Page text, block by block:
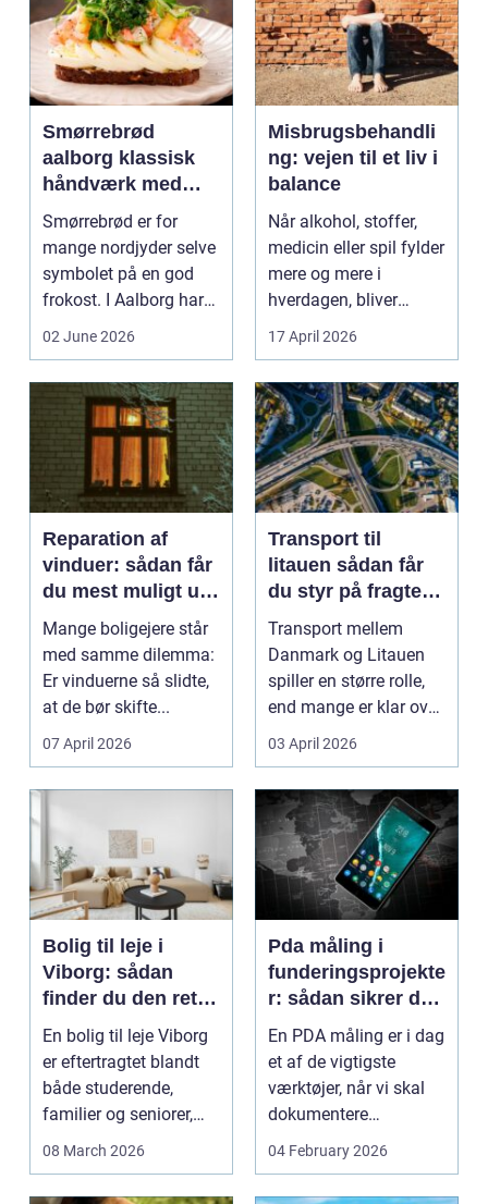
Smørrebrød
aalborg klassisk
håndværk med
moderne twist
Smørrebrød er for
mange nordjyder selve
symbolet på en god
frokost. I Aalborg har
den klassiske spis...
02 June 2026
Misbrugsbehandli
ng: vejen til et liv i
balance
Når alkohol, stoffer,
medicin eller spil fylder
mere og mere i
hverdagen, bliver
grænsen...
17 April 2026
Reparation af
vinduer: sådan får
du mest muligt ud
af dine gamle
vinduer
Mange boligejere står
med samme dilemma:
Er vinduerne så slidte,
at de bør skifte...
07 April 2026
Transport til
litauen sådan får
du styr på fragten
til baltikum
Transport mellem
Danmark og Litauen
spiller en større rolle,
end mange er klar over.
Litauen er et n...
03 April 2026
Bolig til leje i
Viborg: sådan
finder du den rette
lejlighed
En bolig til leje Viborg
er eftertragtet blandt
både studerende,
familier og seniorer,
fordi b...
08 March 2026
Pda måling i
funderingsprojekte
r: sådan sikrer du
dokumenteret
bæreevne
En PDA måling er i dag
et af de vigtigste
værktøjer, når vi skal
dokumentere
bæreevnen af pæle til
04 February 2026